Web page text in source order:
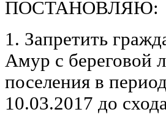
ПОСТАНОВЛЯЮ:
1. Запретить
Амур с береговой
поселения в
10.03.2017 до